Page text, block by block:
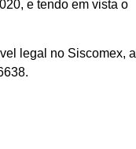
e tendo em vista o
legal no Siscomex, a